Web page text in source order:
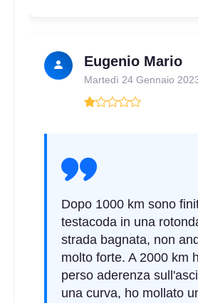
Eugenio Mario
Martedì 24 Gennaio
Dopo 1000 km sono
testacoda in una
strada bagnata, non
molto forte. A 2000 km
perso aderenza
una curva, ho mollato